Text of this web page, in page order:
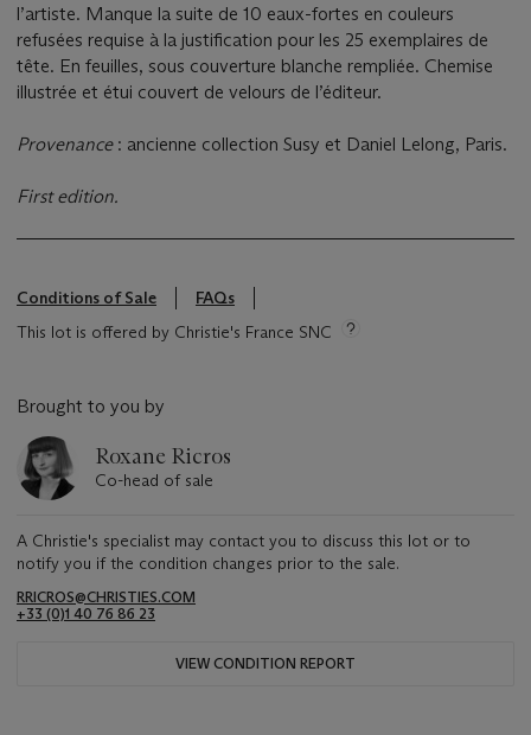
l’artiste. Manque la suite de 10 eaux-fortes en couleurs
refusées requise à la justification pour les 25 exemplaires de
tête. En feuilles, sous couverture blanche rempliée. Chemise
illustrée et étui couvert de velours de l’éditeur.
Provenance : ancienne collection Susy et Daniel Lelong, Paris.
First edition.
Conditions of Sale
FAQs
This lot is offered by Christie's France SNC
Brought to you by
Roxane Ricros
Co-head of sale
A Christie's specialist may contact you to discuss this lot or to
notify you if the condition changes prior to the sale.
RRICROS@CHRISTIES.COM
+33 (0)1 40 76 86 23
VIEW CONDITION REPORT